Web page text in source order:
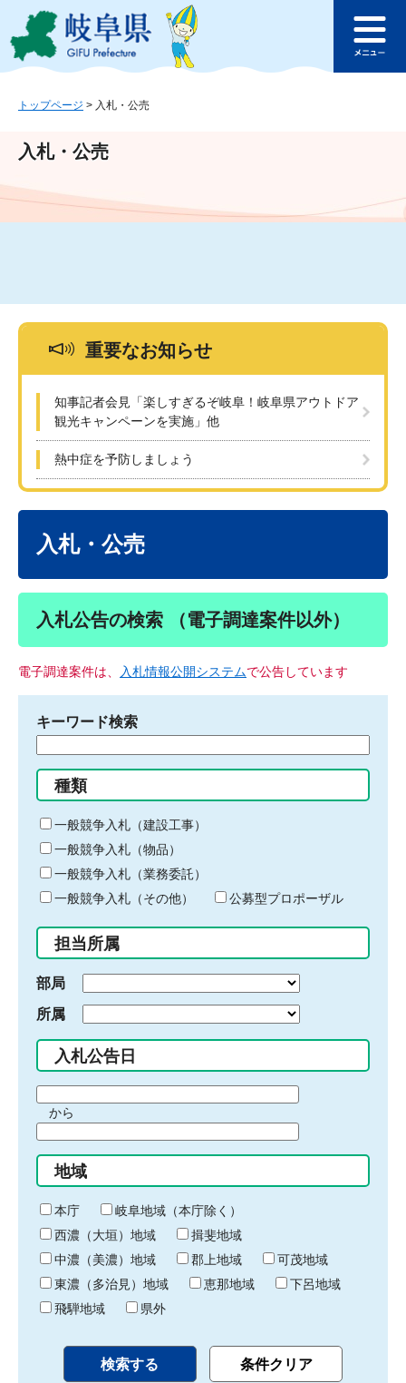
ジ
ュ
文
このページの本文へ
ュ
トップページ > 入札・公売
入札・公売
重要なお知らせ
知事記者会見「楽しすぎるぞ岐阜！岐阜県アウトドア
観光キャンペーンを実施」他
熱中症を予防しましょう
入札・公売
入札公告の検索 （電子調達案件以外）
電子調達案件は、 入札情報公開システムで公告しています
キーワード検索
る
キ
ー
ワ
ー
ド
入
力
種類
一般競争入札（建設工事）
一般競争入札（物品）
一般競争入札（業務委託）
一般競争入札（その他）
公募型プロポーザル
担当所属
部局
所属
入札公告日
間
始
り
から
間
終
わ
り
地域
本庁
岐阜地域（本庁除く）
西濃（大垣）地域
揖斐地域
中濃（美濃）地域
郡上地域
可茂地域
東濃（多治見）地域
恵那地域
下呂地域
飛騨地域
県外